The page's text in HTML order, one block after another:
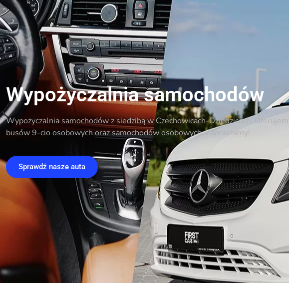
Wypożyczalnia samochodów
Wypożyczalnia samochodów z siedzibą w Czechowicach-Dziedzicach.
busów 9-cio osobowych oraz samochodów osobowych. Zapraszamy!
Sprawdź nasze auta